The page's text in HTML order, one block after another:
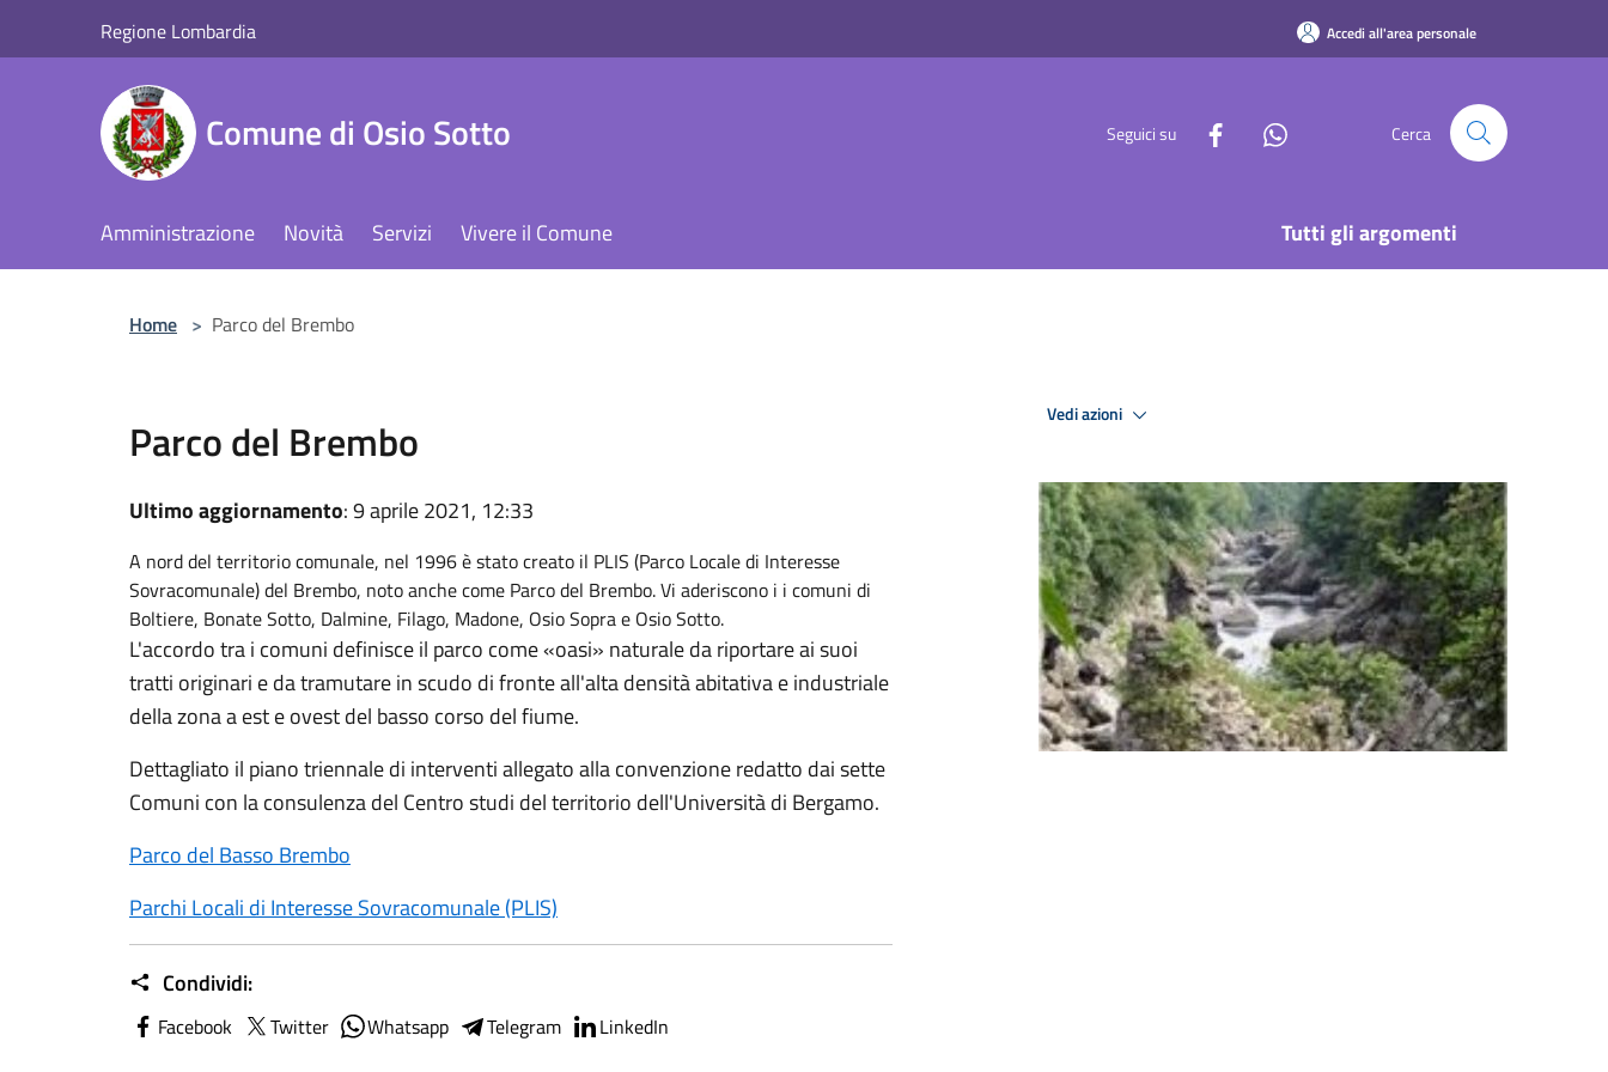
Regione Lombardia Accedi all'area personale
Comune di Osio Sotto Seguici su Cerca
Amministrazione Novità Servizi Vivere il Comune Tutti gli argomenti
Home > Parco del Brembo
Parco del Brembo
Ultimo aggiornamento: 9 aprile 2021, 12:33
A nord del territorio comunale, nel 1996 è stato creato il PLIS (Parco Locale di Interesse
Sovracomunale) del Brembo, noto anche come Parco del Brembo. Vi aderiscono i i comuni di
Boltiere, Bonate Sotto, Dalmine, Filago, Madone, Osio Sopra e Osio Sotto.
L'accordo tra i comuni definisce il parco come «oasi» naturale da riportare ai suoi
tratti originari e da tramutare in scudo di fronte all'alta densità abitativa e industriale
della zona a est e ovest del basso corso del fiume.
Dettagliato il piano triennale di interventi allegato alla convenzione redatto dai sette
Comuni con la consulenza del Centro studi del territorio dell'Università di Bergamo.
Parco del Basso Brembo
Parchi Locali di Interesse Sovracomunale (PLIS)
Condividi:
Facebook Twitter Whatsapp Telegram LinkedIn
Vedi azioni